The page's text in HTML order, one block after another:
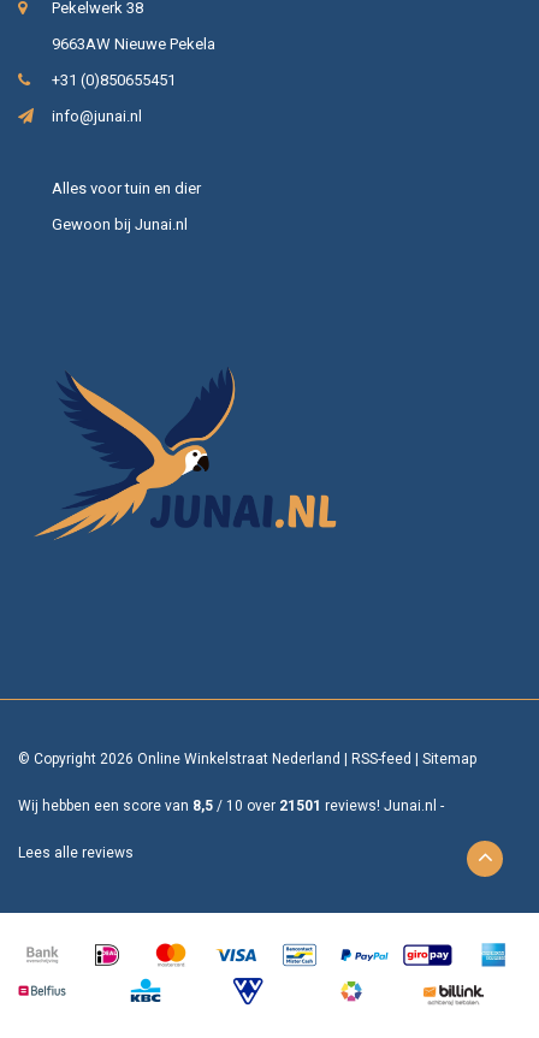
Pekelwerk 38
9663AW Nieuwe Pekela
+31 (0)850655451
info@junai.nl
Alles voor tuin en dier
Gewoon bij Junai.nl
© Copyright 2026 Online Winkelstraat Nederland RSS-feed Sitemap
Wij hebben een score van 8,5 / 10 over 21501 reviews! Junai.nl -
Lees alle reviews